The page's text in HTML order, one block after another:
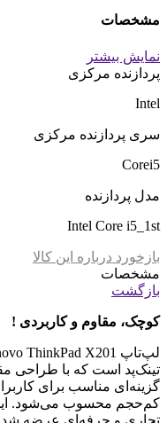
مشخصات
نمایش بیشتر
پردازنده مرکزی
Intel
سری پردازنده مرکزی
Corei5
مدل پردازنده
Intel Core i5_1st
بازخورد درباره این کالا
مشخصات
بازگشت
کوچک، مقاوم و کاربردی !
تینک‌پد است که با طراحی
گزینه‌ای مناسب برای
کم‌حجم محسوب می‌شود. این
تجاری و حرفه‌ای عرضه